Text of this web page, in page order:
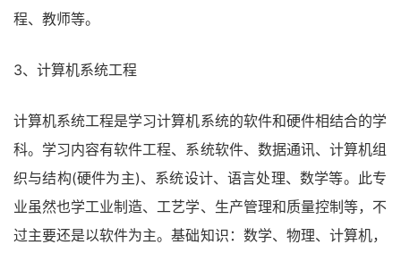
程、教师等。
3、计算机系统工程
计算机系统工程是学习计算机系统的软件和硬件相结合的学
科。学习内容有软件工程、系统软件、数据通讯、计算机组
织与结构(硬件为主)、系统设计、语言处理、数学等。此专
业虽然也学工业制造、工艺学、生产管理和质量控制等，不
过主要还是以软件为主。基础知识：数学、物理、计算机，